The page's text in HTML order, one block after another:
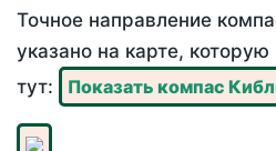
Точное направление
указано на карте,
тут:
Показать компас